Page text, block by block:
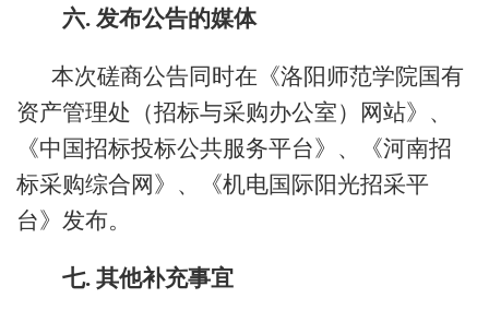
六. 发布公告的媒体
本次磋商公告同时在《洛阳师范学院国有
资产管理处（招标与采购办公室）网站》、
《中国招标投标公共服务平台》、《河南招
标采购综合网》、《机电国际阳光招采平
台》发布。
七. 其他补充事宜